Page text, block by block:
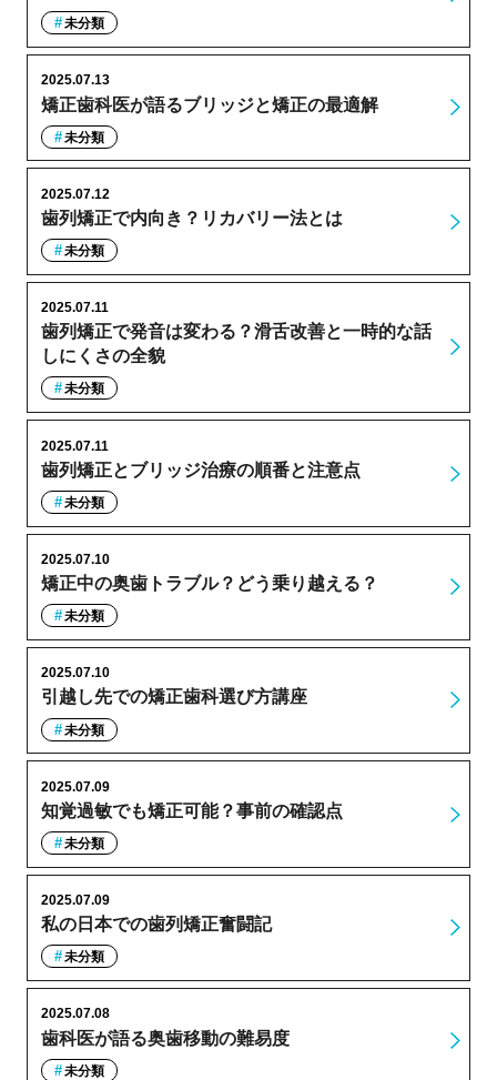
未分類
矯正歯科医が語るブリッジと矯正の最適解
2025.07.13
未分類
歯列矯正で内向き？リカバリー法とは
2025.07.12
未分類
歯列矯正で発音は変わる？滑舌改善と一時的な話
しにくさの全貌
2025.07.11
未分類
歯列矯正とブリッジ治療の順番と注意点
2025.07.11
未分類
矯正中の奥歯トラブル？どう乗り越える？
2025.07.10
未分類
引越し先での矯正歯科選び方講座
2025.07.10
未分類
知覚過敏でも矯正可能？事前の確認点
2025.07.09
未分類
私の日本での歯列矯正奮闘記
2025.07.09
未分類
歯科医が語る奥歯移動の難易度
2025.07.08
未分類